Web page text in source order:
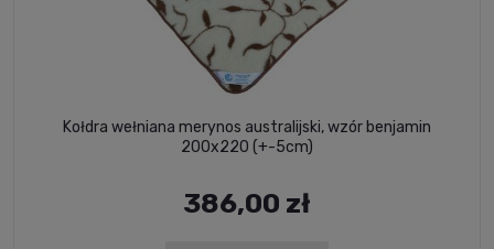
Kołdra wełniana merynos australijski, wzór benjamin
200x220 (+-5cm)
386,00 zł